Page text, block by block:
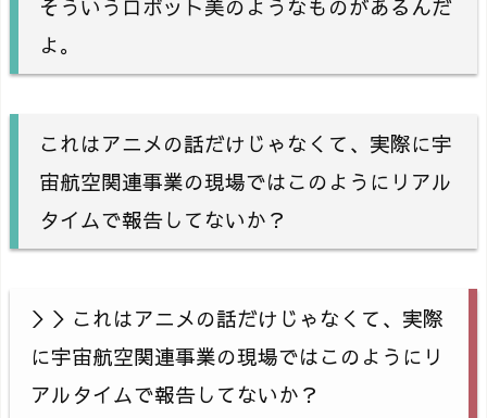
そういうロボット美のようなものがあるんだ
よ。
これはアニメの話だけじゃなくて、実際に宇
宙航空関連事業の現場ではこのようにリアル
タイムで報告してないか？
＞＞これはアニメの話だけじゃなくて、実際
に宇宙航空関連事業の現場ではこのようにリ
アルタイムで報告してないか？